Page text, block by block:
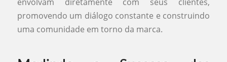
promovendo um diálogo constante e construindo
uma comunidade em torno da marca.